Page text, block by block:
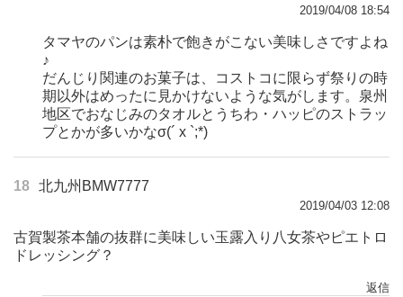
2019/04/08 18:54
タマヤのパンは素朴で飽きがこない美味しさですよね
♪
だんじり関連のお菓子は、コストコに限らず祭りの時
期以外はめったに見かけないような気がします。泉州
地区でおなじみのタオルとうちわ・ハッピのストラッ
プとかが多いかなσ(´ x `;*)
18 北九州BMW7777
2019/04/03 12:08
古賀製茶本舗の抜群に美味しい玉露入り八女茶やピエトロ
ドレッシング？
返信